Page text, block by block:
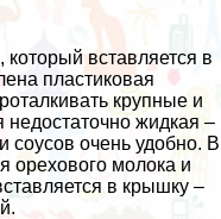
который вставляется в
пластиковая
крупные и
недостаточно жидкая –
соусов очень удобно. В
орехового молока и
в крышку –